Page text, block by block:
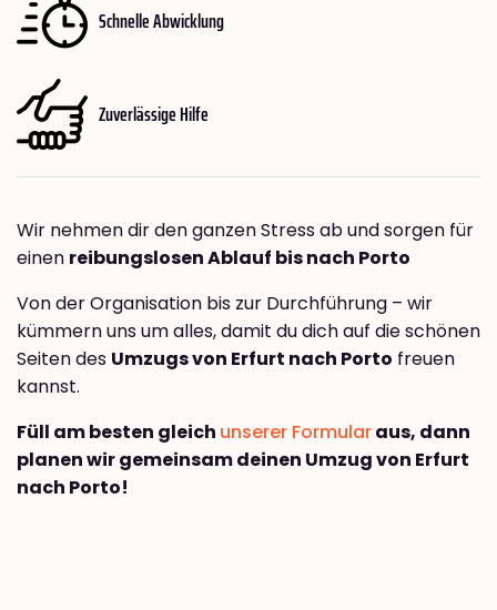
Schnelle Abwicklung
Zuverlässige Hilfe
Wir nehmen dir den ganzen Stress ab und sorgen für
einen reibungslosen Ablauf bis nach Porto
Von der Organisation bis zur Durchführung – wir
kümmern uns um alles, damit du dich auf die schönen
Seiten des Umzugs von Erfurt nach Porto freuen
kannst.
Füll am besten gleich unserer Formularaus, dann
planen wir gemeinsam deinen Umzug von Erfurt
nach Porto!